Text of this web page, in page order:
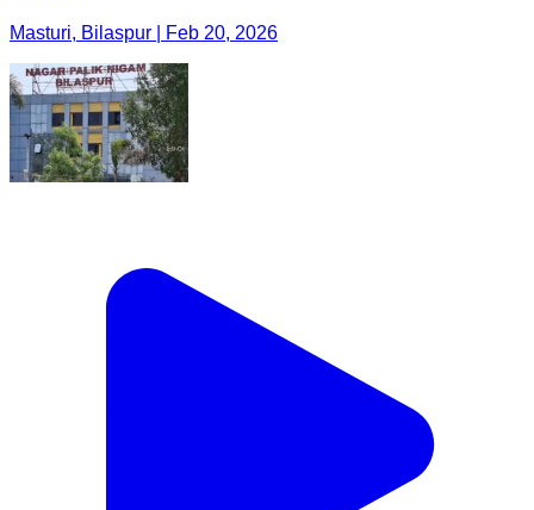
Masturi, Bilaspur | Feb 20, 2026